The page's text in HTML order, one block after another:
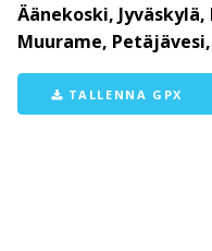
Äänekoski,
Muurame,
TALLENNA GPX